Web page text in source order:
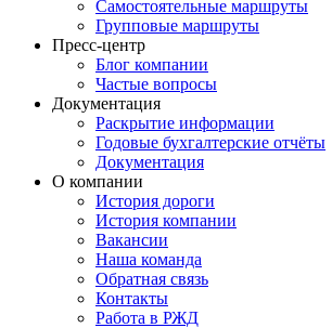
Самостоятельные маршруты
Групповые маршруты
Пресс-центр
Блог компании
Частые вопросы
Документация
Раскрытие информации
Годовые бухгалтерские отчёты
Документация
О компании
История дороги
История компании
Вакансии
Наша команда
Обратная связь
Контакты
Работа в РЖД